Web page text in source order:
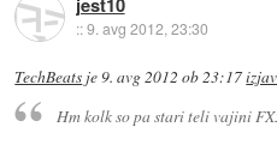
::9. avg 2012, 23:30
TechBeats je9. avg 2012 ob 23:17
Hm kolk so pa stari teli vajini